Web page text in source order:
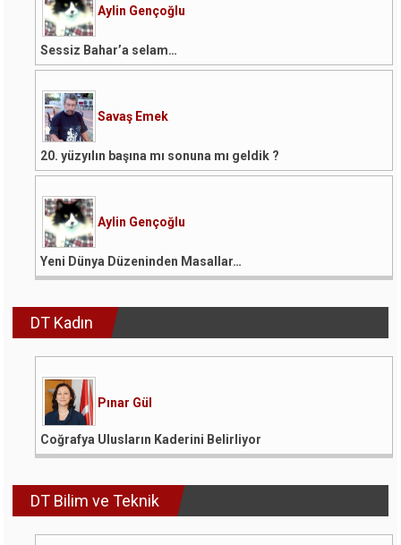
Aylin Gençoğlu
Sessiz Bahar’a selam…
Savaş Emek
20. yüzyılın başına mı sonuna mı geldik ?
Aylin Gençoğlu
Yeni Dünya Düzeninden Masallar…
DT Kadın
Pınar Gül
Coğrafya Ulusların Kaderini Belirliyor
DT Bilim ve Teknik